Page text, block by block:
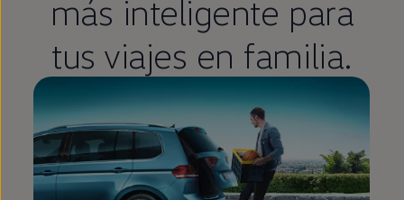
más inteligente para
tus viajes en familia.